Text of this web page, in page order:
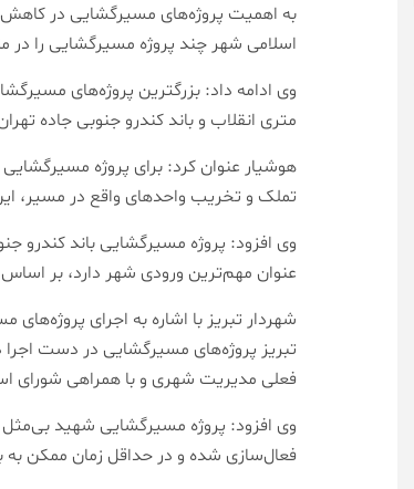
به اهمیت پروژه‌های مسیرگشایی در
اسلامی شهر چند پروژه مسیرگشایی را در
متری انقلاب و باند کندرو جنوبی جاده
تملک و تخریب واحدهای واقع در مسیر،
وی افزود: پروژه مسیرگشایی باند کندرو
عنوان مهم‌ترین ورودی شهر دارد، بر
شهردار تبریز با اشاره به اجرای
تبریز پروژه‌های مسیرگشایی در دست اجرا
فعلی مدیریت شهری و با همراهی شورای
فعال‌سازی شده و در حداقل زمان ممکن به